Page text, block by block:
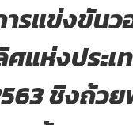
รแข่งขันว
ศแห่งประ
ชิงถ้ว